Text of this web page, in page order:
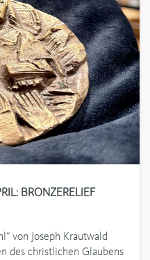
BRONZERELIEF
von Joseph Krautwald
des christlichen Glaubens